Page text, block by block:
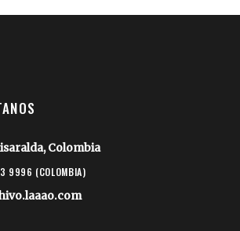
Colombia
9996 (COLOMBIA)